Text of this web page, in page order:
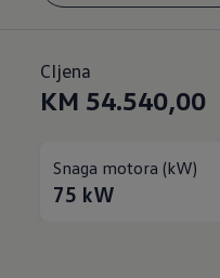
CIjena
KM 54.540,00
Snaga motora (kW)
75 kW